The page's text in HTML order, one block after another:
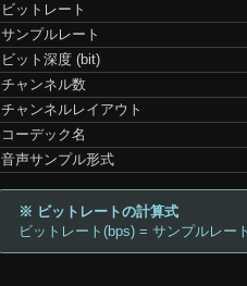
ビットレート
サンプルレート
ビット深度 (bit)
チャンネル数
チャンネルレイアウト
コーデック名
音声サンプル形式
※ ビットレートの計算式
ビットレート(bps) = サンプルレー